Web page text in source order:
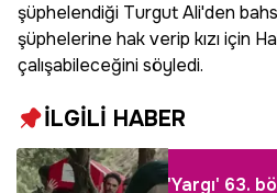
şüphelendiği Turgut Ali'den
şüphelerine hak verip kızı için
çalışabileceğini söyledi.
İLGİLİ HABER
'Yargı' 63.